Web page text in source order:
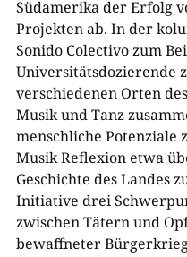
Südamerika der Erfolg
Projekten ab. In der
Sonido Colectivo zum
Universitätsdozierende
verschiedenen Orten
Musik und Tanz
menschliche
Musik Reflexion etwa
Geschichte des Landes
Initiative drei
zwischen Tätern und
bewaffneter